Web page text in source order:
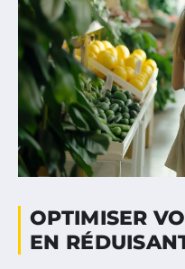
OPTIMISER
EN